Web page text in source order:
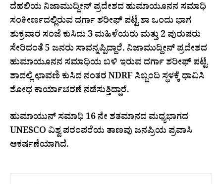
ದೆಹಲಿಯ ನಿಜಾಮುದ್ದೀನ್ ಪ್ರದೇಶದ ಹುಮಾಯೂನನ ಸಮಾಧಿ
ಸಂಕೀರ್ಣದಲ್ಲಿರುವ ದರ್ಗಾ ಶರೀಫ್ ಪಟ್ಟೆ ಶಾ ಒಂದು ಭಾಗ
ಶುಕ್ರವಾರ ಸಂಜೆ ಕುಸಿದು 3 ಮಹಿಳೆಯರು ಮತ್ತು 2 ಪುರುಷರು
ಸೇರಿದಂತೆ 5 ಜನರು ಸಾವನ್ನಪ್ಪಿದ್ದಾರೆ. ನಿಜಾಮುದ್ದೀನ್ ಪ್ರದೇಶದ
ಹುಮಾಯೂನನ ಸಮಾಧಿಯ ಬಳಿ ಇರುವ ದರ್ಗಾ ಶರೀಫ್ ಪಟ್ಟೆ
ಶಾದಲ್ಲಿ ಛಾವಣಿ ಕುಸಿದ ನಂತರ NDRF ಸಿಬ್ಬಂದಿ ಸ್ಥಳಕ್ಕೆ ಧಾವಿಸಿ
ಶೋಧ ಕಾರ್ಯಾಚರಣೆ ನಡೆಸುತ್ತಿದ್ದಾರೆ.
ಹುಮಾಯುನ್ ಸಮಾಧಿ 16 ನೇ ಶತಮಾನದ ಮಧ್ಯಭಾಗದ
UNESCO ವಿಶ್ವ ಪರಂಪರೆಯ ತಾಣವು ಜನಪ್ರಿಯ ಪ್ರವಾಸಿ
ಆಕರ್ಷಣೆಯಾಗಿದೆ.